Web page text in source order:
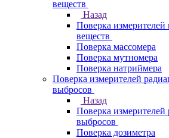
веществ
Назад
Поверка
веществ
Поверка массомера
Поверка мутномера
Поверка натриймера
Поверка измерителей
выбросов
Назад
Поверка
выбросов
Поверка дозиметра